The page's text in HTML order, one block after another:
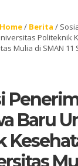
/ Berita /
Politeknik
Mulia di SMAN 11
Baru